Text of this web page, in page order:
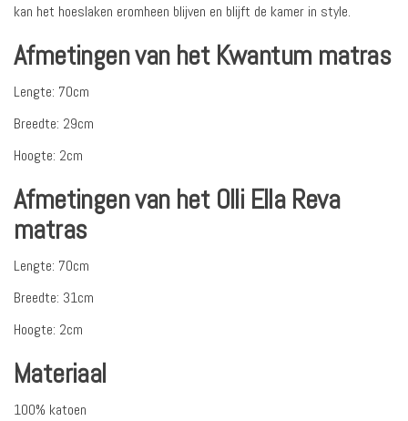
kan het hoeslaken eromheen blijven en blijft de kamer in style.
Afmetingen van het Kwantum matras
Lengte: 70cm
Breedte: 29cm
Hoogte: 2cm
Afmetingen van het Olli Ella Reva
matras
Lengte: 70cm
Breedte: 31cm
Hoogte: 2cm
Materiaal
100% katoen